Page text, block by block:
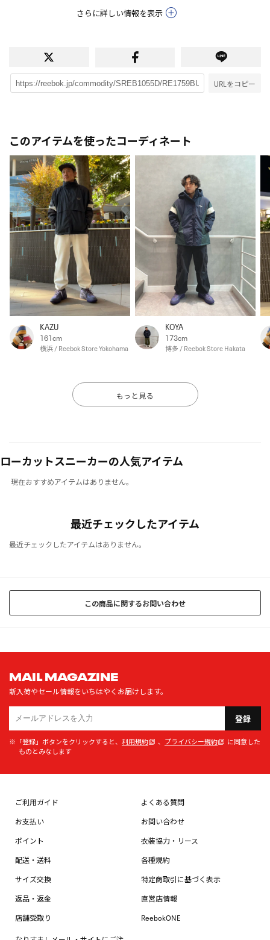
さらに詳しい情報を表示
URLをコピー
このアイテムを使ったコーディネート
KAZU
161cm
横浜 / Reebok Store Yokohama
KOYA
173cm
博多 / Reebok Store Hakata
もっと見る
ローカットスニーカーの人気アイテム
現在おすすめアイテムはありません。
最近チェックしたアイテム
最近チェックしたアイテムはありません。
この商品に関するお問い合わせ
MAIL MAGAZINE
新入荷やセール情報をいちはやくお届けします。
登録
※「登録」ボタンをクリックすると、 利用規約 、 プライバシー規約
に同意した
ものとみなします
ご利用ガイド
お支払い
ポイント
配送・送料
サイズ交換
返品・返金
店舗受取り
よくある質問
お問い合わせ
衣装協力・リース
各種規約
特定商取引に基づく表示
直営店情報
ReebokONE